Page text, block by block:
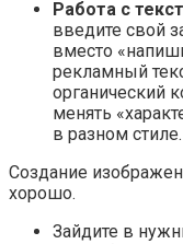
Работа с
введите свой
вместо
рекламный
органический
менять
в разном стиле.
Создание
хорошо.
Зайдите в